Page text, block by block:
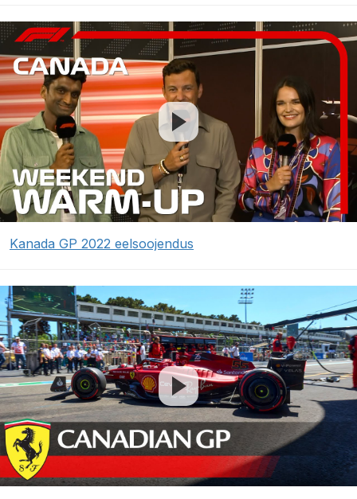
Kanada GP 2022 eelsoojendus